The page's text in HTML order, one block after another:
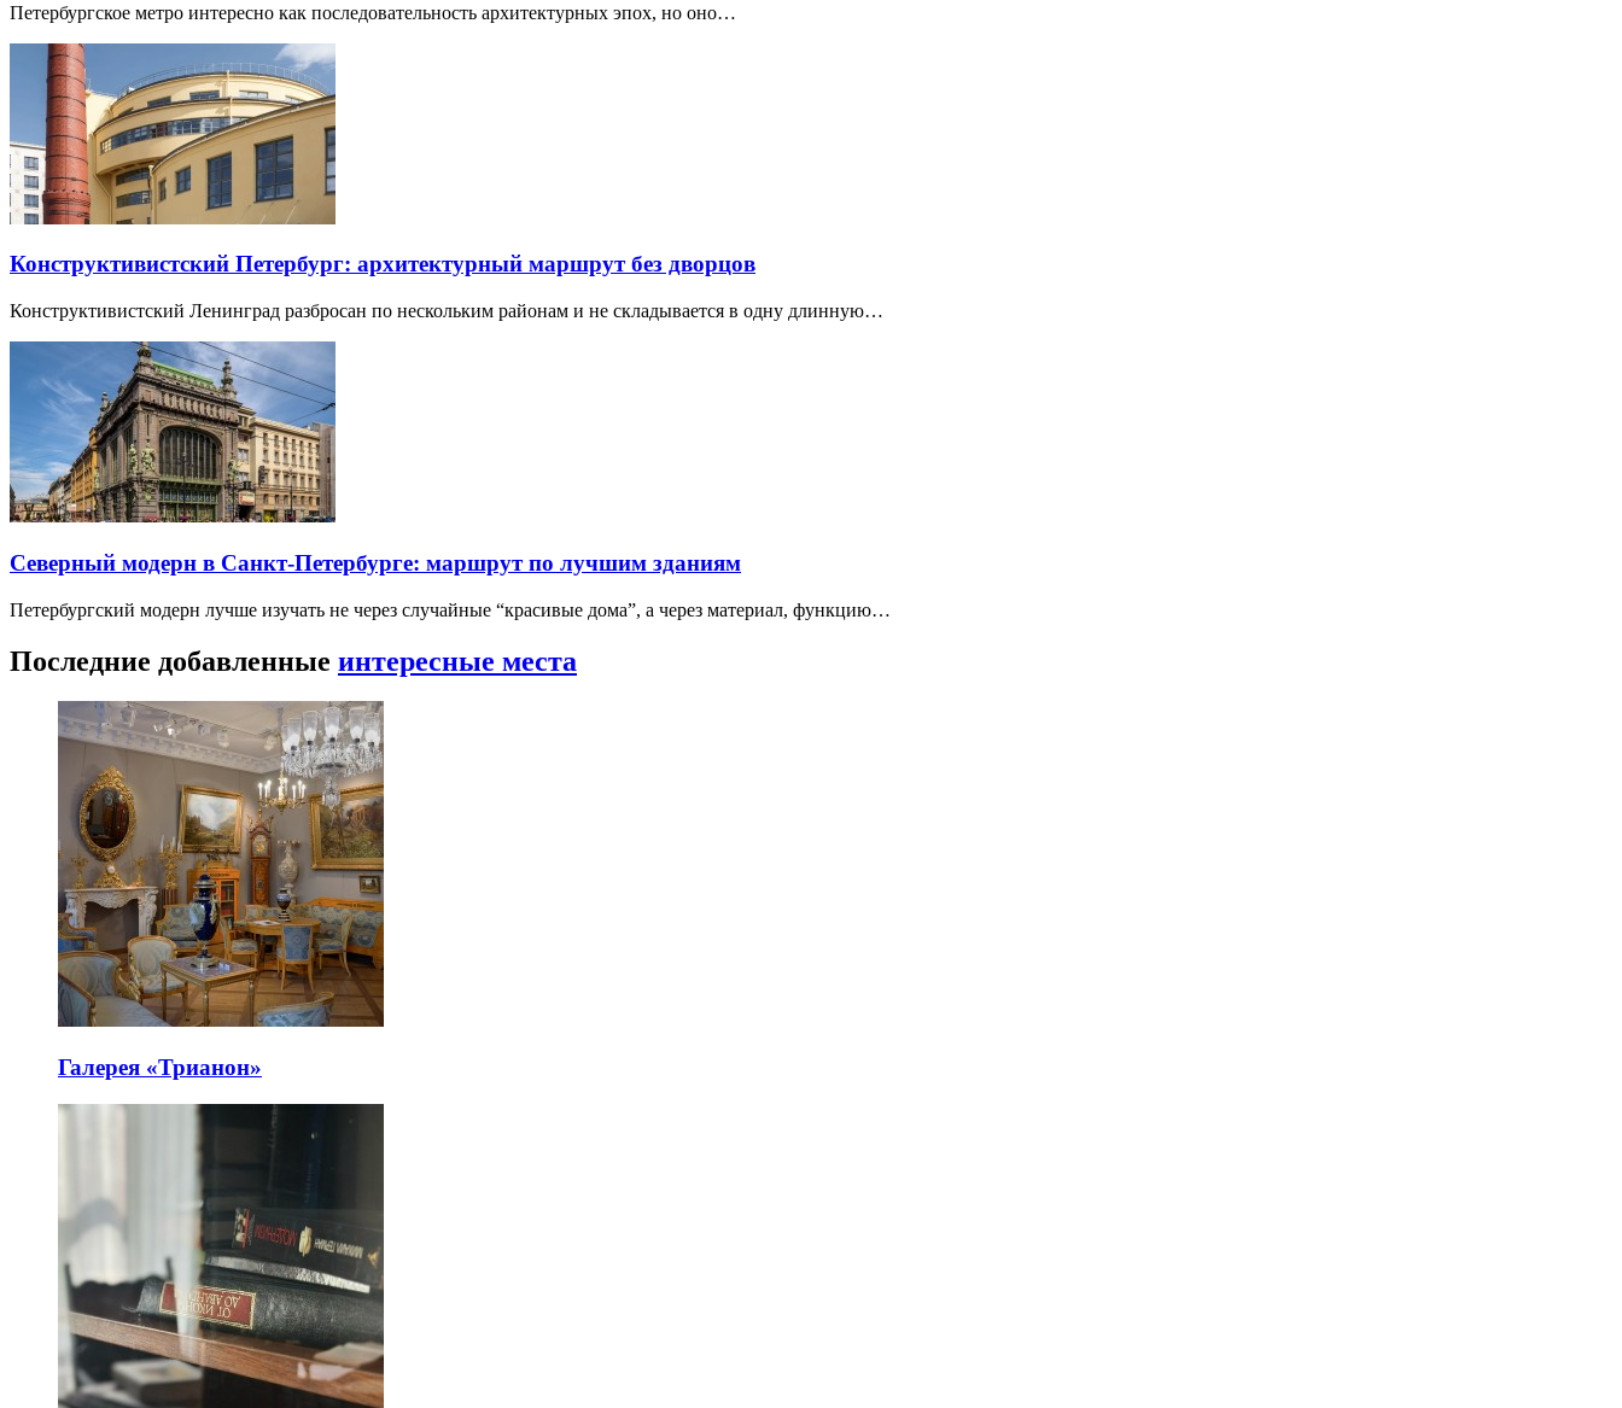
Петербургское метро интересно как последовательность архитектурных эпох, но оно…
Конструктивистский Петербург: архитектурный маршрут без дворцов
Конструктивистский Ленинград разбросан по нескольким районам и не складывается в одну длинную…
Северный модерн в Санкт-Петербурге: маршрут по лучшим зданиям
Петербургский модерн лучше изучать не через случайные “красивые дома”, а через материал, функцию…
Последние добавленные интересные места
Галерея «Трианон»